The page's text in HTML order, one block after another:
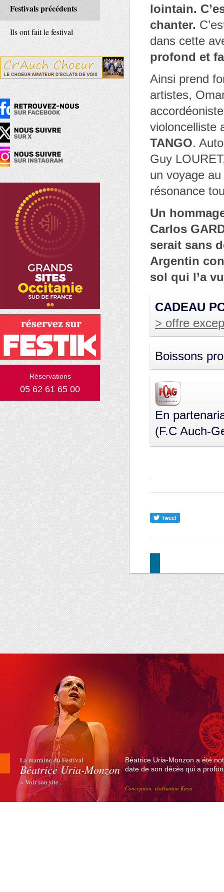
Festivals précédents
Ils ont fait le festival
Réservations
05 62 61 65 00
lointain.
chanter.
dans cette
profond et
Ainsi prend
artistes,
violoncelliste
TANGO.
Guy
un voyage
résonance
Un
Carlos
serait sans
Argentin
sol qui l’a
CADEAU
> offre
Boissons
En
(F.C Auch-
La marraine du Festival
Béatrice Uria-Monzon
» Voir son site...
Béatrice Uria-Monzon a été
date de son décès qui a
Conception, réalisation Kaya